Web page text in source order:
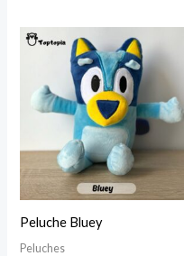
Peluche Bluey
Peluches